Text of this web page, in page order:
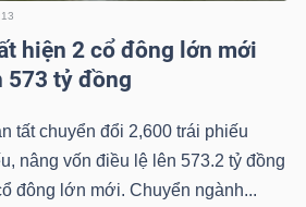
hiện 2 cổ đông lớn mới
573 tỷ đồng
tất chuyển đổi 2,600 trái phiếu
nâng vốn điều lệ lên 573.2 tỷ đồng
đông lớn mới. Chuyển ngành...